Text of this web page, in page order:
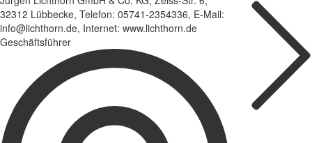
32312 Lübbecke, Telefon: 05741-2354336, E-Mail:
info@lichthorn.de, Internet: www.lichthorn.de
Geschäftsführer